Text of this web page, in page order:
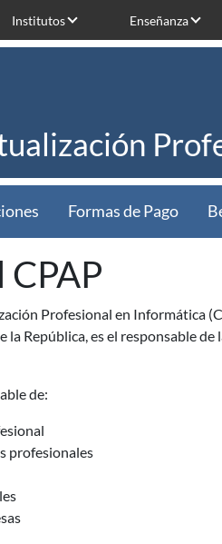
Institutos Enseñanza
Formas de Pago
Profesional en Informática
la República, es el responsable
de:
profesionales